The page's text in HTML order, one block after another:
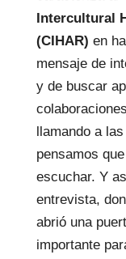
Intercultural
(CIHAR) en
mensaje de
y de buscar
llamando a
pensamos
escuchar. Y
entrevista,
abrió una
importante